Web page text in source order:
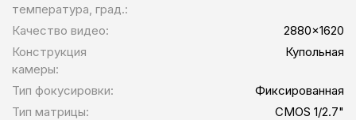
температура, град.:
Качество видео:
2880x1620
Конструкция
камеры:
Купольная
Тип фокусировки:
Фиксированная
Тип матрицы:
CMOS 1/2.7"